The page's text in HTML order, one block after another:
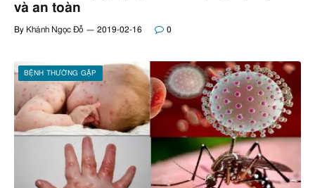
và an toàn
By Khánh Ngọc Đỗ 2019-02-16 0
BỆNH THƯỜNG GẶP